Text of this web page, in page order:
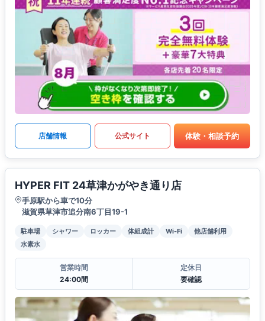
店舗情報 公式サイト 体験・相談予約
HYPER FIT 24草津かがやき通り店
手原駅から車で10分
滋賀県草津市追分南6丁目19-1
駐車場 シャワー ロッカー 体組成計 Wi-Fi
他店舗利用
水素水
営業時間
24:00間
定休日
要確認